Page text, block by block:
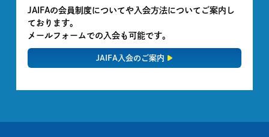
JAIFAの会員制度についてや入会方法についてご案内し
ております。
メールフォームでの入会も可能です。
JAIFA入会のご案内